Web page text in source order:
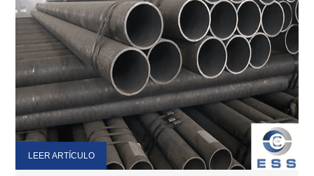
LEER ARTÍCULO